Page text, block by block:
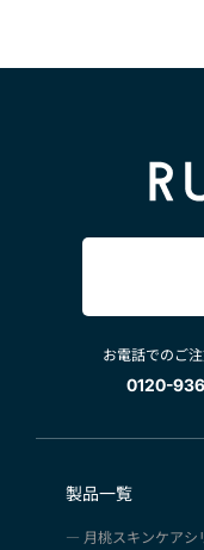
お電話でのご
0120-
製品一覧
月桃スキンケアシ